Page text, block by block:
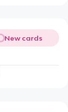
New cards